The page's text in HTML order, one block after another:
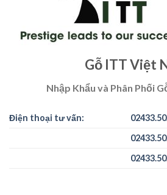
Gỗ ITT Việt
Nhập Khẩu và Phân Phối
Điện thoại tư vấn: